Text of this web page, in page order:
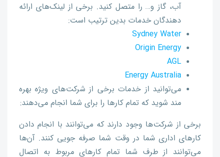
آب، گاز و… را متصل کنید. برخی از لینک‌های ارائه
دهندگان خدمات بدین ترتیب است:
Sydney Water
Origin Energy
AGL
Energy Australia
می‌توانید از خدمات برخی از شرکت‌های ویژه بهره
مند شوید که تمام کارها را برای شما انجام می‌دهند:
برخی از شرکت‌ها وجود دارند که می‌توانند با انجام دادن
کارهای اداری شما در وقت شما صرفه جویی کنند. آن‌ها
می‌توانند از طرف شما تمام کارهای مربوط به اتصال